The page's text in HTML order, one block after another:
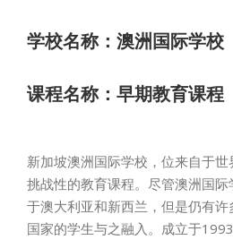
学校名称：澳洲国际学校
课程名称：早期教育课程
新加坡澳洲国际学校，位来自于
挑战性的教育课程。尽管澳洲国
于澳大利亚和新西兰，但是仍有
国家的学生与之融入。成立于